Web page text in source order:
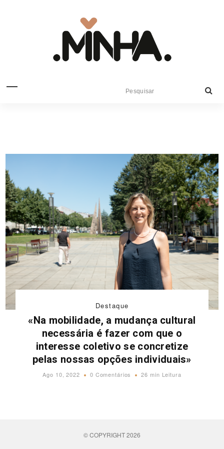
Destaque
«Na mobilidade, a mudança cultural
necessária é fazer com que o
interesse coletivo se concretize
pelas nossas opções individuais»
Ago 10, 2022 0 Comentários 26 min Leitura
© COPYRIGHT 2026